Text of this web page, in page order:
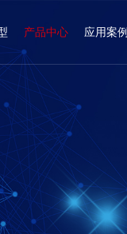
产品中心 应用案例